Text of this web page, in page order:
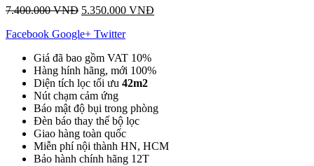
7.400.000VNĐ 5.350.000 VNĐ
Facebook Google+ Twitter
Giá đã bao gồm VAT 10%
Hàng hính hãng, mới 100%
Diện tích lọc tối ưu 42m2
Nút chạm cảm ứng
Báo mật độ bụi trong phòng
Đèn báo thay thế bộ lọc
Giao hàng toàn quốc
Miễn phí nội thành HN, HCM
Bảo hành chính hãng 12T